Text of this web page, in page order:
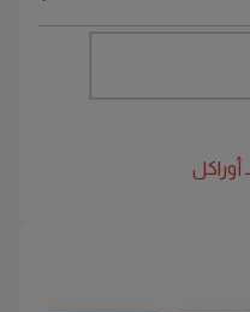
أوراكل